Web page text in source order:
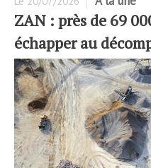
ZAN : près de 69
échapper au